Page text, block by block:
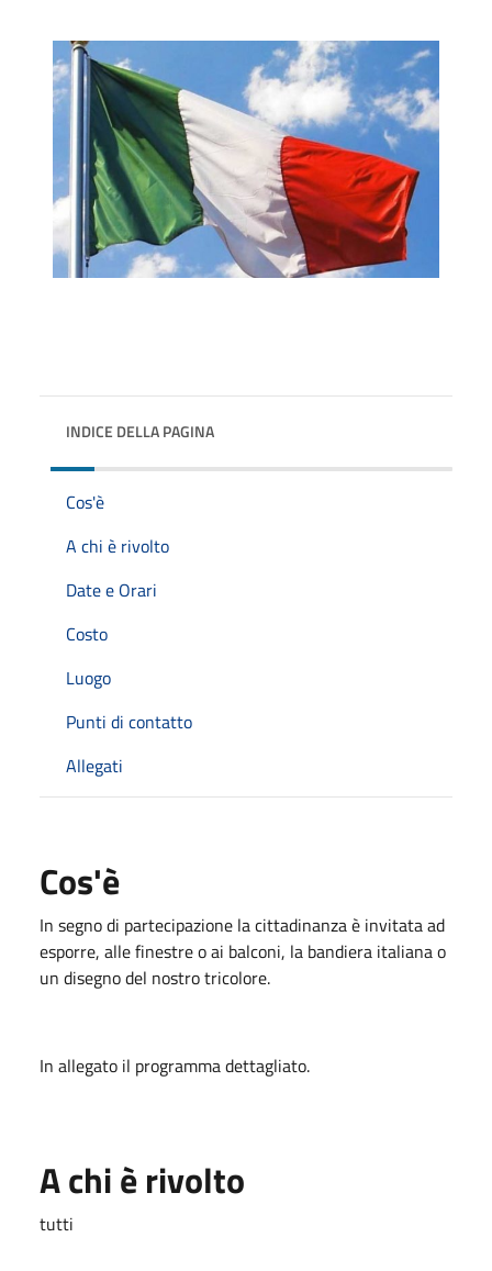
INDICE DELLA PAGINA
Cos'è
A chi è rivolto
Date e Orari
Costo
Luogo
Punti di contatto
Allegati
Cos'è
In segno di partecipazione la cittadinanza è invitata ad
esporre, alle finestre o ai balconi, la bandiera italiana o
un disegno del nostro tricolore.
In allegato il programma dettagliato.
A chi è rivolto
tutti